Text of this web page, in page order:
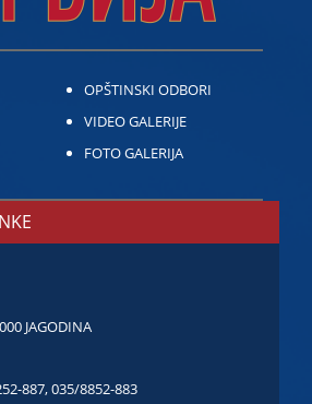
OPŠTINSKI ODBORI
VIDEO GALERIJE
FOTO GALERIJA
JAGODINA
887,035/8852-883